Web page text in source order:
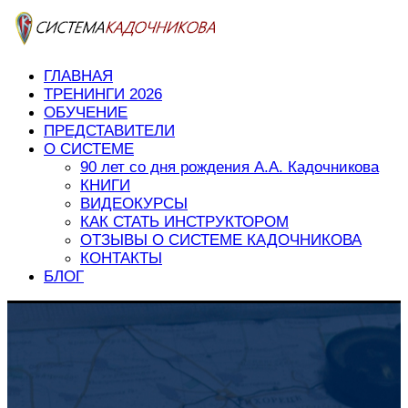
ГЛАВНАЯ
ТРЕНИНГИ 2026
ОБУЧЕНИЕ
ПРЕДСТАВИТЕЛИ
О СИСТЕМЕ
90 лет со дня рождения А.А. Кадочникова
КНИГИ
ВИДЕОКУРСЫ
КАК СТАТЬ ИНСТРУКТОРОМ
ОТЗЫВЫ О СИСТЕМЕ КАДОЧНИКОВА
КОНТАКТЫ
БЛОГ